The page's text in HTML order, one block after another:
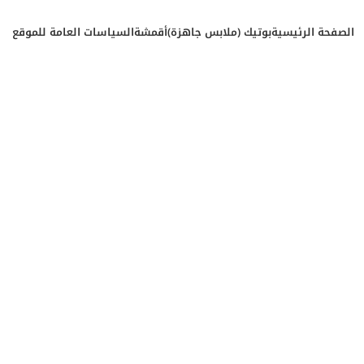
الصفحة الرئيسيةبوتيك (ملابس جاهزة)أقمشةالسياسات العامة للموقع